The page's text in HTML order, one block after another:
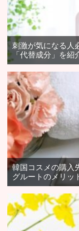
刺激が気になる人
「代替成分」を紹
韓国コスメの購入
グルートのメリッ